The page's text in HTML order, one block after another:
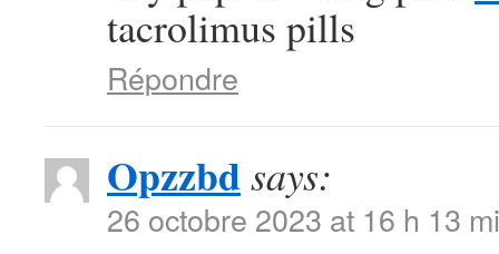
tacrolimus pills
Répondre
Opzzbdsays:
26 octobre 2023 at 16 h 13